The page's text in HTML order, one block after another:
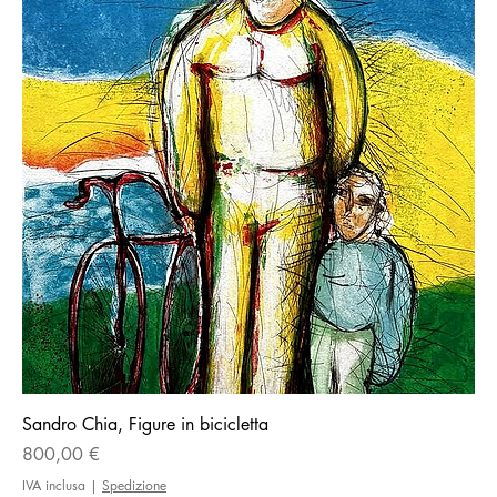
Sandro Chia, Figure in bicicletta
Prezzo
800,00 €
IVA inclusa | Spedizione